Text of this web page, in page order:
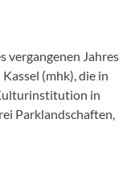
vergangenen Jahres
(mhk), die in
in
Parklandschaften,